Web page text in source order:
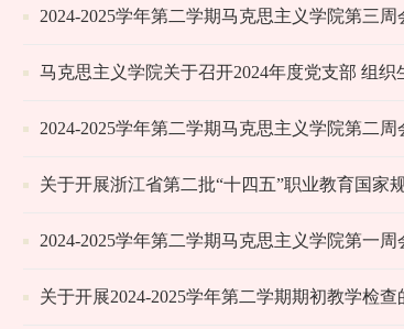
2024-2025学年第二学期马克思主义学院第三周
马克思主义学院关于召开2024年度党支部 组
2024-2025学年第二学期马克思主义学院第二周
关于开展浙江省第二批“十四五”职业教育国家
2024-2025学年第二学期马克思主义学院第一周
关于开展2024-2025学年第二学期期初教学检查